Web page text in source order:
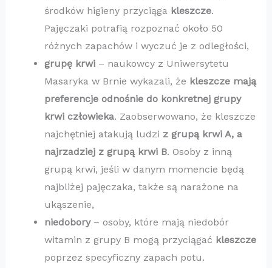
środków higieny przyciąga kleszcze.
Pajęczaki potrafią rozpoznać około 50
różnych zapachów i wyczuć je z odległości,
grupę krwi– naukowcy z Uniwersytetu
Masaryka w Brnie wykazali, że kleszcze mają
preferencje odnośnie do konkretnej grupy
krwi człowieka. Zaobserwowano, że kleszcze
najchętniej atakują ludzi z grupą krwi A, a
najrzadziej z grupą krwi B. Osoby z inną
grupą krwi, jeśli w danym momencie będą
najbliżej pajęczaka, także są narażone na
ukąszenie,
niedobory– osoby, które mają niedobór
witamin z grupy B mogą przyciągać kleszcze
poprzez specyficzny zapach potu.